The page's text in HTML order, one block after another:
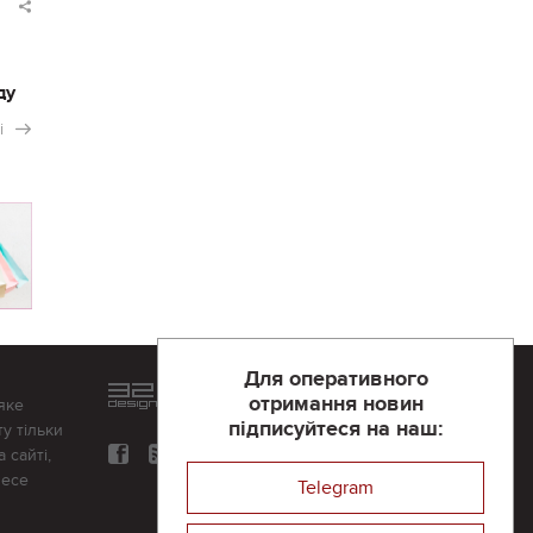
Для оперативного
отримання новин
підписуйтеся на наш:
Telegram
тільки
сайті,
Розроблений та підтримується
компанії 32х32